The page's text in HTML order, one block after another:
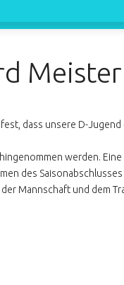
Meister
dass unsere D-
werden.
des
Mannschaft und dem